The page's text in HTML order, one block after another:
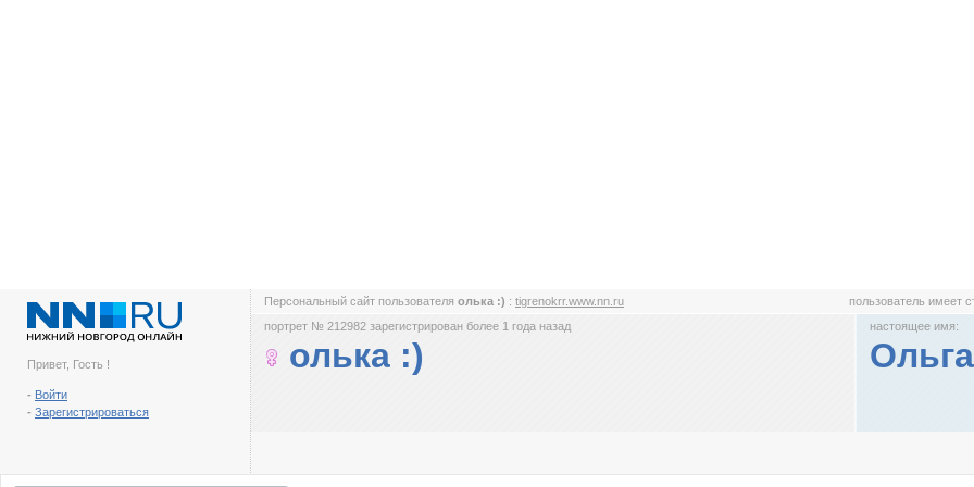
Привет, Гость !
- Войти
- Зарегистрироваться
Персональный сайт пользователя олька :) : tigrenokrr.www.nn.ru пользователь имеет
портрет № 212982 зарегистрирован более 1 года назад
олька :)
настоящее имя:
Ольга